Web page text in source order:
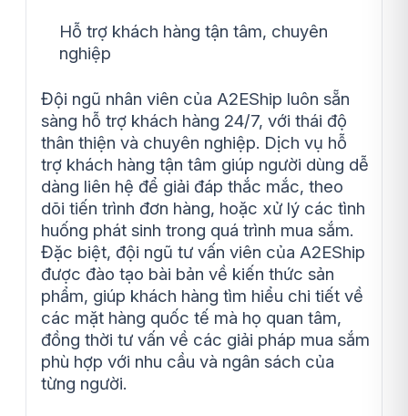
Hỗ trợ khách hàng tận tâm, chuyên
nghiệp
Đội ngũ nhân viên của A2EShip luôn sẵn
sàng hỗ trợ khách hàng 24/7, với thái độ
thân thiện và chuyên nghiệp. Dịch vụ hỗ
trợ khách hàng tận tâm giúp người dùng dễ
dàng liên hệ để giải đáp thắc mắc, theo
dõi tiến trình đơn hàng, hoặc xử lý các tình
huống phát sinh trong quá trình mua sắm.
Đặc biệt, đội ngũ tư vấn viên của A2EShip
được đào tạo bài bản về kiến thức sản
phẩm, giúp khách hàng tìm hiểu chi tiết về
các mặt hàng quốc tế mà họ quan tâm,
đồng thời tư vấn về các giải pháp mua sắm
phù hợp với nhu cầu và ngân sách của
từng người.